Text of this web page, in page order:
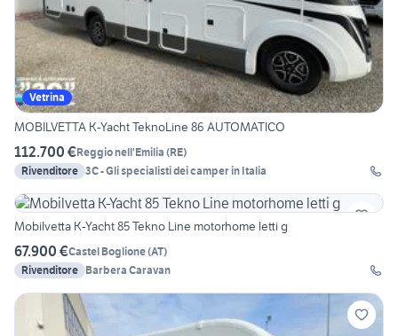
Vetrina
MOBILVETTA K-Yacht TeknoLine 86 AUTOMATICO
112.700 €Reggio nell'Emilia (RE)
Rivenditore 3C - Gli specialisti dei camper in Italia
Mobilvetta K-Yacht 85 Tekno Line motorhome letti g
67.900 €Castel Boglione(AT)
Rivenditore Barbera Caravan